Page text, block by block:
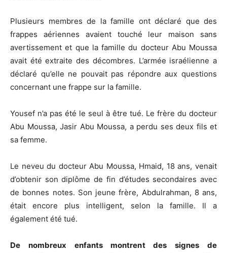
Plusieurs membres de la famille ont déclaré que des
frappes aériennes avaient touché leur maison sans
avertissement et que la famille du docteur Abu Moussa
avait été extraite des décombres. L’armée israélienne a
déclaré qu’elle ne pouvait pas répondre aux questions
concernant une frappe sur la famille.
Yousef n’a pas été le seul à être tué. Le frère du docteur
Abu Moussa, Jasir Abu Moussa, a perdu ses deux fils et
sa femme.
Le neveu du docteur Abu Moussa, Hmaid, 18 ans, venait
d’obtenir son diplôme de fin d’études secondaires avec
de bonnes notes. Son jeune frère, Abdulrahman, 8 ans,
était encore plus intelligent, selon la famille. Il a
également été tué.
De nombreux enfants montrent des signes de